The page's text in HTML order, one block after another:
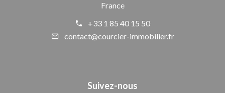
France
+33 1 85 40 15 50
contact@courcier-immobilier.fr
Suivez-nous